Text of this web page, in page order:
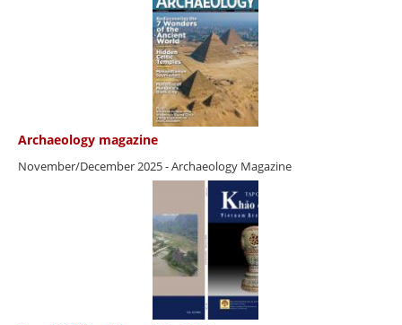
Archaeology magazine
November/December 2025 - Archaeology Magazine